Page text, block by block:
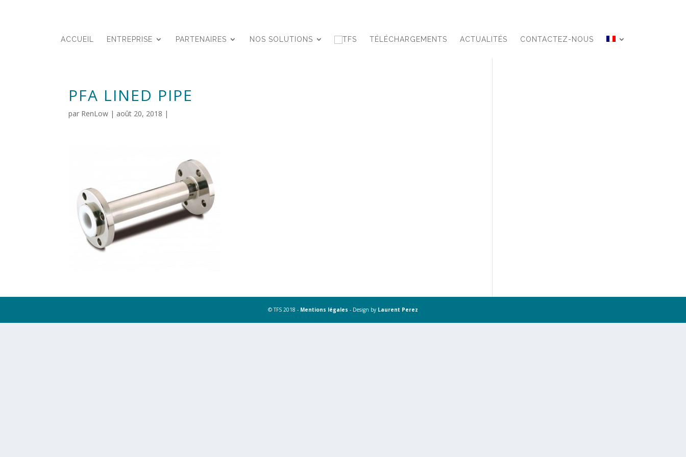
ACCUEIL ENTREPRISE PARTENAIRES NOS SOLUTIONS TÉLÉCHARGEMENTS ACTUALITÉS CONTACTEZ-NOUS
PFA LINED PIPE
par RenLow | août 20, 2018 |
© TFS 2018 - Mentions légales - Design by Laurent Perez